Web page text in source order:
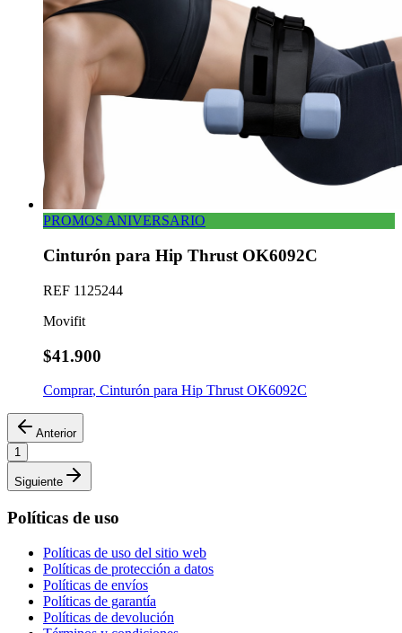
PROMOS ANIVERSARIO
Cinturón para Hip Thrust OK6092C
REF 1125244
Movifit
$41.900
Comprar, Cinturón para Hip Thrust OK6092C
Anterior
1
Siguiente
Políticas de uso
Políticas de uso del sitio web
Políticas de protección a datos
Políticas de envíos
Políticas de garantía
Políticas de devolución